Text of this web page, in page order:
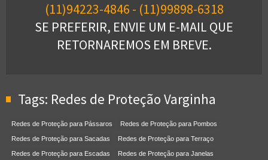
(11)94223-4846 - (11)99898-6318
SE PREFERIR, ENVIE UM E-MAIL QUE
RETORNAREMOS EM BREVE.
Tags: Redes de Proteção Varginha
Redes de Proteção para Pássaros Redes de Proteção para Pombos
Redes de Proteção para Sacadas Redes de Proteção para Terraço
Redes de Proteção para Escadas Redes de Proteção para Janelas